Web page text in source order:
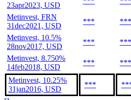
23apr2023, USD
Metinvest, FRN
31dec2021, USD
*** ***
Metinvest, 10.5%
28nov2017, USD
*** ***
Metinvest, 8.750%
14feb2018, USD
*** ***
Metinvest, 10.25%
31jan2016, USD
***